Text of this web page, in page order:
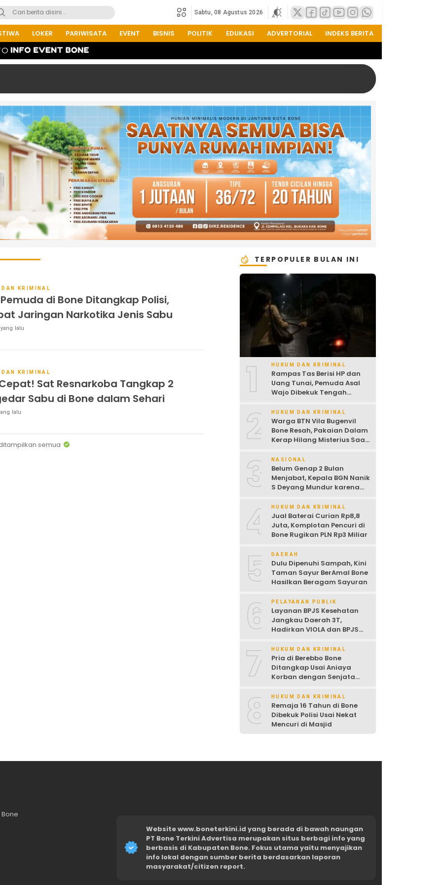
Sabtu, 08 Agustus 2026
LOKER PARIWISATA EVENT BISNIS POLITIK EDUKASI ADVERTORIAL
INDEKS BERITA
DAN KRIMINAL
di Bone Ditangkap Polisi,
Jaringan Narkotika Jenis Sabu
lalu
DAN KRIMINAL
Sat Resnarkoba Tangkap 2
Sabu di Bone dalam Sehari
lalu
semua
TERPOPULER BULAN INI
1 HUKUM DAN KRIMINAL
Rampas Tas Berisi HP dan
Uang Tunai, Pemuda Asal
Wajo Dibekuk Tengah
2 HUKUM DAN KRIMINAL
Warga BTN Vila Bugenvil
Bone Resah, Pakaian Dalam
Kerap Hilang Misterius Saat
3 NASIONAL
Belum Genap 2 Bulan
Menjabat, Kepala BGN Nanik
S Deyang Mundur karena
4 HUKUM DAN KRIMINAL
Jual Baterai Curian Rp8,8
Juta, Komplotan Pencuri di
Bone Rugikan PLN Rp3 Miliar
5 DAERAH
Dulu Dipenuhi Sampah, Kini
Taman Sayur BerAmal Bone
Hasilkan Beragam Sayuran
6 PELAYANAN PUBLIK
Layanan BPJS Kesehatan
Jangkau Daerah 3T,
Hadirkan VIOLA dan BPJS
Akses JKN
7 HUKUM DAN KRIMINAL
Pria di Berebbo Bone
Ditangkap Usai Aniaya
Korban dengan Senjata
8 HUKUM DAN KRIMINAL
Remaja 16 Tahun di Bone
Dibekuk Polisi Usai Nekat
Mencuri di Masjid
Website www.boneterkini.id yang berada di bawah naungan
PT Bone Terkini Advertisa merupakan situs berbagi info yang
berbasis di Kabupaten Bone. Fokus utama yaitu menyajikan
info lokal dengan sumber berita berdasarkan laporan
masyarakat/citizen report.